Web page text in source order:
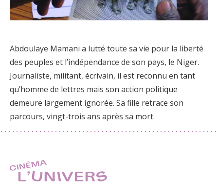
Abdoulaye Mamani a lutté toute sa vie pour la liberté
des peuples et l’indépendance de son pays, le Niger.
Journaliste, militant, écrivain, il est reconnu en tant
qu’homme de lettres mais son action politique
demeure largement ignorée. Sa fille retrace son
parcours, vingt-trois ans après sa mort.